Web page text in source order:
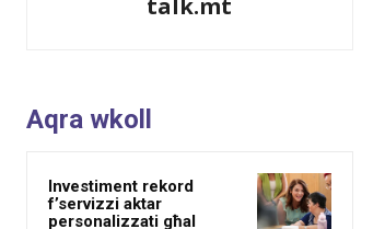
Aqra wkoll
Investiment rekord
f’servizzi aktar
personalizzati għal